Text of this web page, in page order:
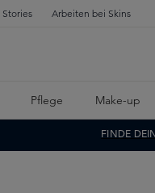
Stories Arbeiten bei Skins
Pflege Make-up
FINDE